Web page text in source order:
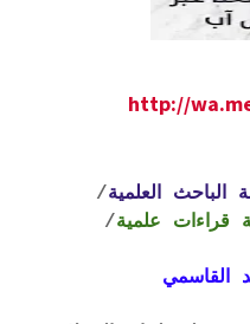
http://
الباحث العلمية/
قراءات علمية/
القاسمي